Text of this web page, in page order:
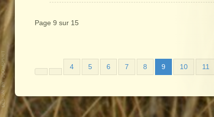
Page 9 sur 15
4 5 6 7 8 9 10 11